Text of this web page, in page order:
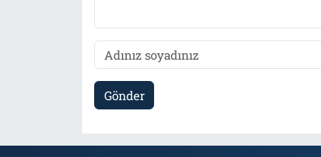
Gönder